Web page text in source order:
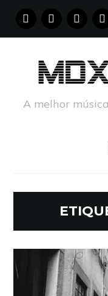
FACEBOOKINSTAGRAM
YOUTUBE
A melhor